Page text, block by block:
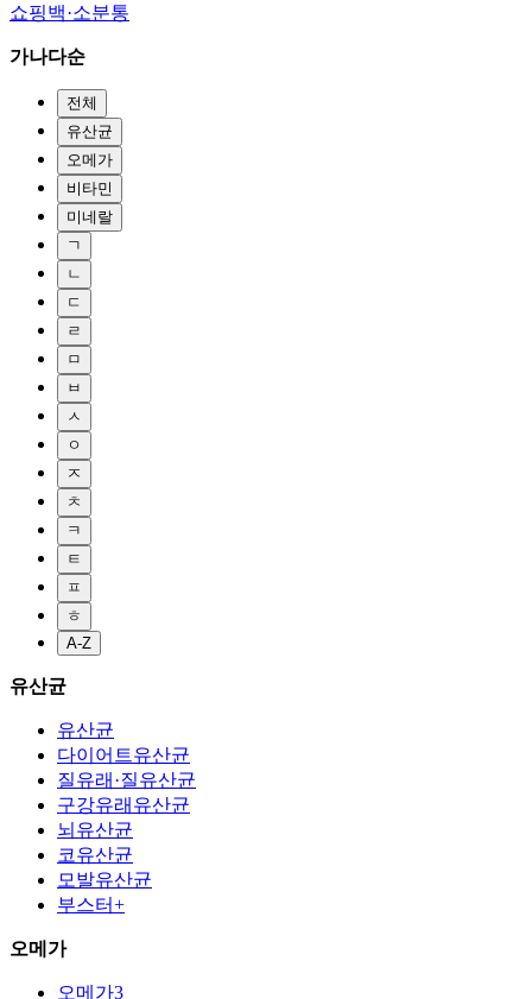
쇼핑백·소분통
가나다순
전체
유산균
오메가
비타민
미네랄
ㄱ
ㄴ
ㄷ
ㄹ
ㅁ
ㅂ
ㅅ
ㅇ
ㅈ
ㅊ
ㅋ
ㅌ
ㅍ
ㅎ
A-Z
유산균
유산균
다이어트유산균
질유래·질유산균
구강유래유산균
뇌유산균
코유산균
모발유산균
부스터+
오메가
오메가3